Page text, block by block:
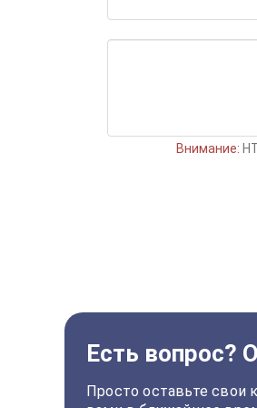
Внимание:
Есть вопрос?
Просто оставьте свои